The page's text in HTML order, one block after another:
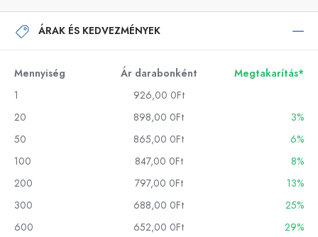
ÁRAK ÉS KEDVEZMÉNYEK
Mennyiség Ár darabonként
Megtakarítás*
1
926,00 0Ft
20
898,00 0Ft
3%
50
865,00 0Ft
6%
100
847,00 0Ft
8%
200
797,00 0Ft
13%
300
688,00 0Ft
25%
600
652,00 0Ft
29%